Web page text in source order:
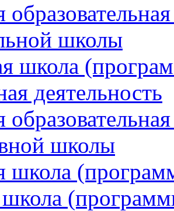
школы
школа
деятельность
школы
школа